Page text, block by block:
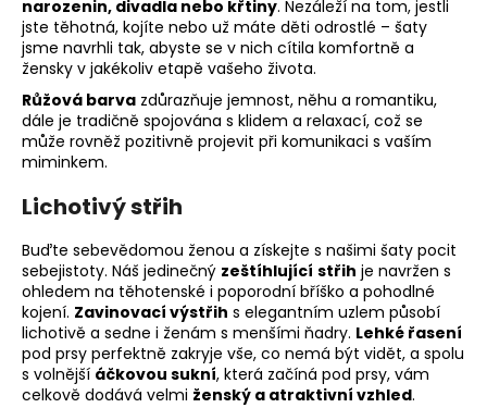
narozenin, divadla nebo křtiny. Nezáleží na tom, jestli
jste těhotná, kojíte nebo už máte děti odrostlé – šaty
jsme navrhli tak, abyste se v nich cítila komfortně a
žensky v jakékoliv etapě vašeho života.
Růžová barva zdůrazňuje jemnost, něhu a romantiku,
dále je tradičně spojována s klidem a relaxací, což se
může rovněž pozitivně projevit při komunikaci s vaším
miminkem.
Lichotivý střih
Buďte sebevědomou ženou a získejte s našimi šaty pocit
sebejistoty. Náš jedinečný zeštíhlující střih je navržen s
ohledem na těhotenské i poporodní bříško a pohodlné
kojení. Zavinovací výstřih s elegantním uzlem působí
lichotivě a sedne i ženám s menšími ňadry. Lehké řasení
pod prsy perfektně zakryje vše, co nemá být vidět, a spolu
s volnější áčkovou sukní, která začíná pod prsy, vám
celkově dodává velmi ženský a atraktivní vzhled.